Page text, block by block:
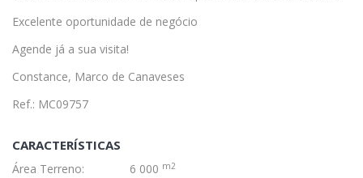
Excelente oportunidade de negócio
Agende já a sua visita!
Constance, Marco de Canaveses
Ref.: MC09757
CARACTERÍSTICAS
Área Terreno: 6 000 m2